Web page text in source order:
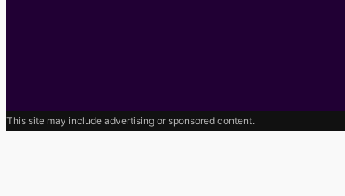
This site may include advertising or sponsored content.